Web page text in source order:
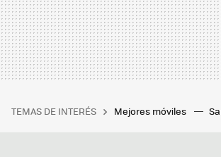
TEMAS DE INTERÉS Mejores móviles